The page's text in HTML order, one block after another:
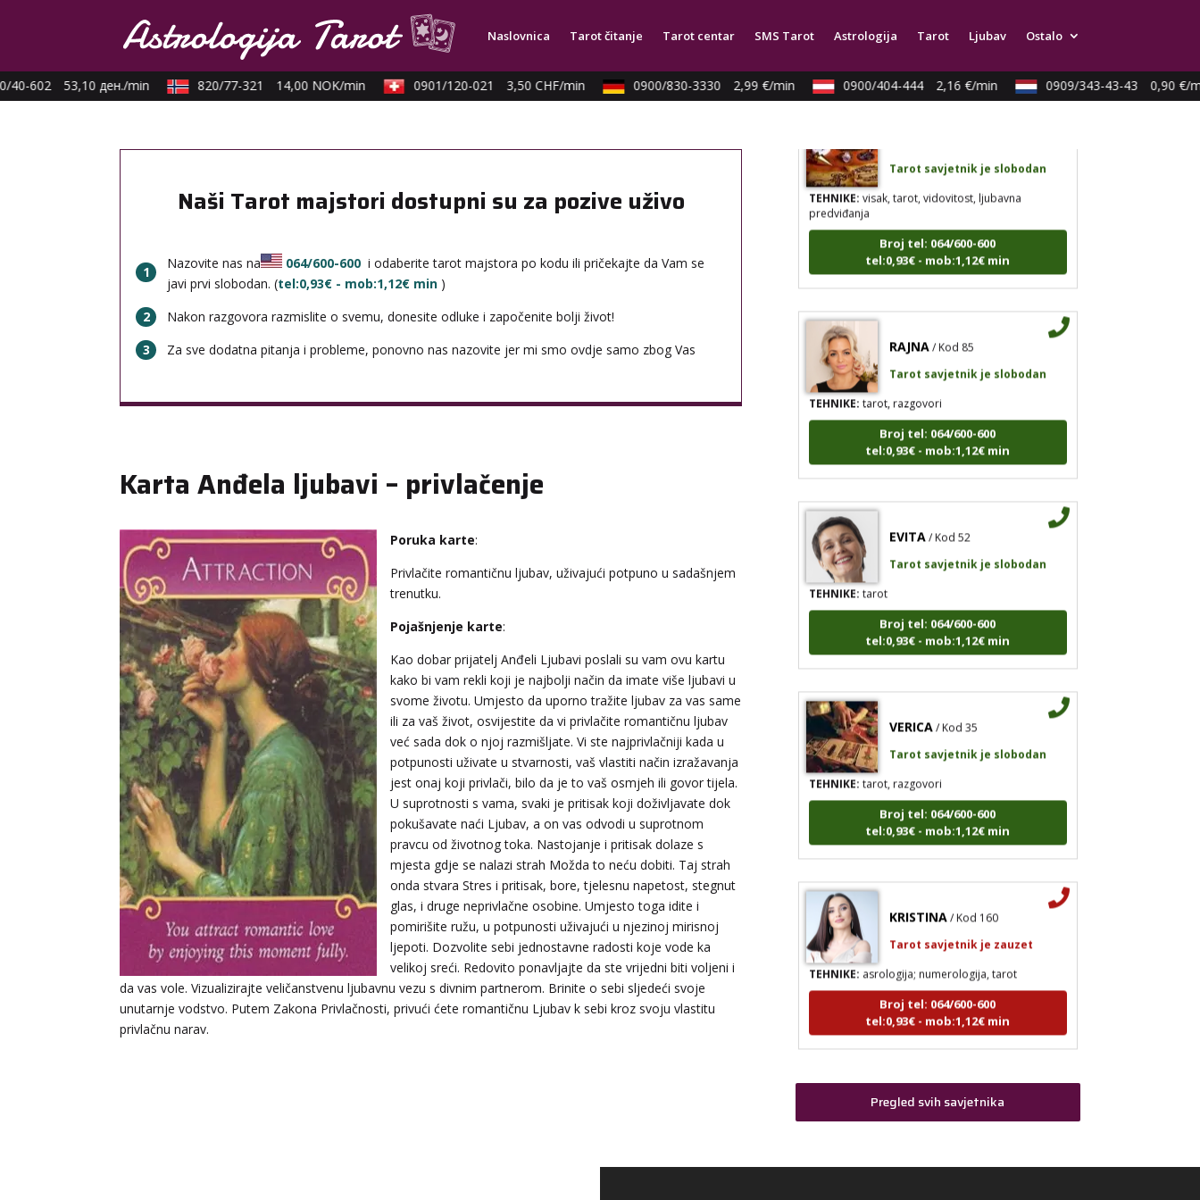
Naslovnica Tarot čitanje Tarot centar SMS Tarot Astrologija Tarot Ljubav Ostalo
40-602 53,10 ден./min 820/77-321 14,00 NOK/min 0901/120-021 3,50 CHF/min 0900/830-3330 2,99 €/min 0900/404-444 2,16 €/min 0909/343-43-43 0,90 €/
Naši Tarot majstori dostupni su za pozive uživo
1
Nazovite nas na 064/600-600 i odaberite tarot majstora po kodu ili pričekajte da Vam se
javi prvi slobodan. (tel:0,93€ - mob:1,12€ min )
2
Nakon razgovora razmislite o svemu, donesite odluke i započenite bolji život!
3
Za sve dodatna pitanja i probleme, ponovno nas nazovite jer mi smo ovdje samo zbog Vas
Karta Anđela ljubavi – privlačenje
Poruka karte:
Privlačite romantičnu ljubav, uživajući potpuno u sadašnjem
trenutku.
Pojašnjenje karte:
Kao dobar prijatelj Anđeli Ljubavi poslali su vam ovu kartu
kako bi vam rekli koji je najbolji način da imate više ljubavi u
svome životu. Umjesto da uporno tražite ljubav za vas same
ili za vaš život, osvijestite da vi privlačite romantičnu ljubav
već sada dok o njoj razmišljate. Vi ste najprivlačniji kada u
potpunosti uživate u stvarnosti, vaš vlastiti način izražavanja
jest onaj koji privlači, bilo da je to vaš osmjeh ili govor tijela.
U suprotnosti s vama, svaki je pritisak koji doživljavate dok
pokušavate naći Ljubav, a on vas odvodi u suprotnom
pravcu od životnog toka. Nastojanje i pritisak dolaze s
mjesta gdje se nalazi strah Možda to neću dobiti. Taj strah
onda stvara Stres i pritisak, bore, tjelesnu napetost, stegnut
glas, i druge neprivlačne osobine. Umjesto toga idite i
pomirišite ružu, u potpunosti uživajući u njezinoj mirisnoj
ljepoti. Dozvolite sebi jednostavne radosti koje vode ka
velikoj sreći. Redovito ponavljajte da ste vrijedni biti voljeni i
da vas vole. Vizualizirajte veličanstvenu ljubavnu vezu s divnim partnerom. Brinite o sebi sljedeći svoje
unutarnje vodstvo. Putem Zakona Privlačnosti, privući ćete romantičnu Ljubav k sebi kroz svoju vlastitu
privlačnu narav.
Broj tel: 064/600-600
tel:0,93€ - mob:1,12€ min
Tarot savjetnik je slobodan
TEHNIKE:visak, tarot, vidovitost, ljubavna
predviđanja
Broj tel: 064/600-600
tel:0,93€ - mob:1,12€ min
/ Kod 85
Tarot savjetnik je slobodan
TEHNIKE:tarot, razgovori
Broj tel: 064/600-600
tel:0,93€ - mob:1,12€ min
/ Kod 52
Tarot savjetnik je slobodan
TEHNIKE:tarot
Broj tel: 064/600-600
tel:0,93€ - mob:1,12€ min
/ Kod 35
Tarot savjetnik je slobodan
TEHNIKE:tarot, razgovori
Broj tel: 064/600-600
tel:0,93€ - mob:1,12€ min
/ Kod 160
Tarot savjetnik je zauzet
TEHNIKE:asrologija; numerologija, tarot
Broj tel: 064/600-600
tel:0,93€ - mob:1,12€ min
STOJA / Kod 31
Tarot savjetnik je slobodan
Pregled svih savjetnika